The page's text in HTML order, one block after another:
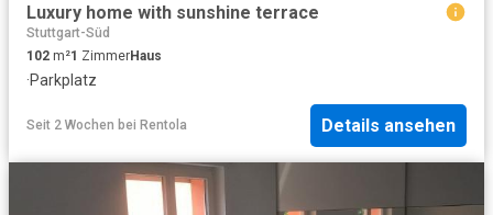
Luxury home with sunshine terrace
Stuttgart-Süd
102 m²1 ZimmerHaus
·Parkplatz
Seit 2 Wochen bei Rentola Details ansehen